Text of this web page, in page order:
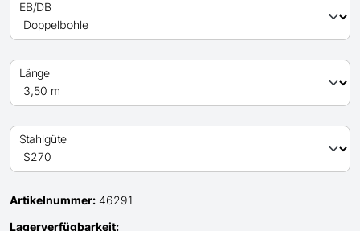
EB/DB
Länge
Stahlgüte
Artikelnummer: 46291
Lagerverfügbarkeit: